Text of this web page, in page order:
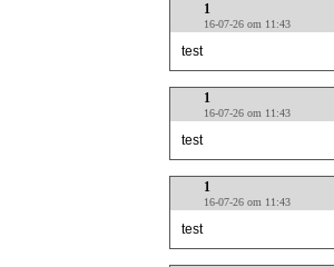
1
16-07-26 om 11:43
test
1
16-07-26 om 11:43
test
1
16-07-26 om 11:43
test